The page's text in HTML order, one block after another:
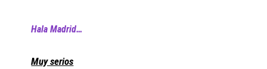
Hala Madrid…
Muy serios